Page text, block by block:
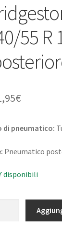
55 R
€
di pneumatico:
Pneumatico
disponibili